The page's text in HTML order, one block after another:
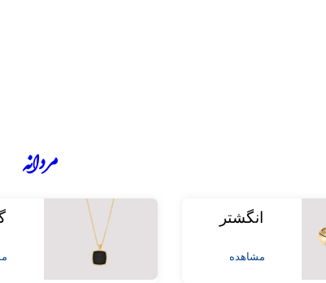
انگشتر
مشاهده
مردانه